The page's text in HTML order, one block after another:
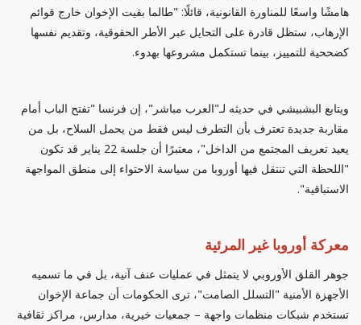
هامشًا واسعًا للمناورة القانونية، قائلًا: "طالما بقيت الإخوان خارج قوائم
الإرهاب، ستظل قادرة على التحايل عبر الأطر الحقوقية، وتقديم نفسها
كضححية للتمييز، بينما تستكمل مشروعها بهدوء.
ويتابع البشبيشي في حديثه لـ"العرب مباشر"، إن فرنسا "تفتح الباب أمام
مقاربة جديدة تعترف بأن التطرف ليس فقط من يحمل السلاح، بل من
يعيد تعريف المجتمع من الداخل"، معتبرًا أن جلسة 22 يناير قد تكون
"اللحظة التي تنتقل فيها أوروبا من سياسة الاحتواء إلى منطق المواجهة
الاستباقية".
معركة أوروبا غير المرئية
جوهر القلق الأوروبي لا يتمثل في عمليات عنف آنية، بل في ما تسميه
الأجهزة الأمنية "التسلل الصامت"، ترى الحكومات أن جماعة الإخوان
تستخدم شبكات منظمات واجهة – جمعيات خيرية، مدارس، مراكز ثقافية